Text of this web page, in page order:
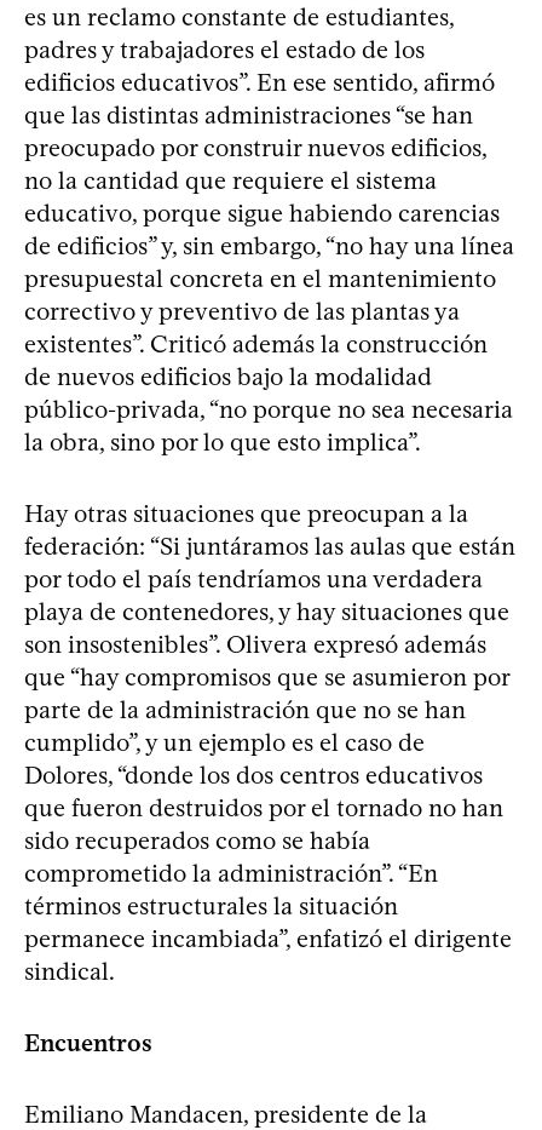
es un reclamo constante de estudiantes,
padres y trabajadores el estado de los
edificios educativos”. En ese sentido, afirmó
que las distintas administraciones “se han
preocupado por construir nuevos edificios,
no la cantidad que requiere el sistema
educativo, porque sigue habiendo carencias
de edificios” y, sin embargo, “no hay una línea
presupuestal concreta en el mantenimiento
correctivo y preventivo de las plantas ya
existentes”. Criticó además la construcción
de nuevos edificios bajo la modalidad
público-privada, “no porque no sea necesaria
la obra, sino por lo que esto implica”.
Hay otras situaciones que preocupan a la
federación: “Si juntáramos las aulas que están
por todo el país tendríamos una verdadera
playa de contenedores, y hay situaciones que
son insostenibles”. Olivera expresó además
que “hay compromisos que se asumieron por
parte de la administración que no se han
cumplido”, y un ejemplo es el caso de
Dolores, “donde los dos centros educativos
que fueron destruidos por el tornado no han
sido recuperados como se había
comprometido la administración”. “En
términos estructurales la situación
permanece incambiada”, enfatizó el dirigente
sindical.
Encuentros
Emiliano Mandacen, presidente de la